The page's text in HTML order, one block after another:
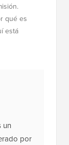
qué es
está
un
por